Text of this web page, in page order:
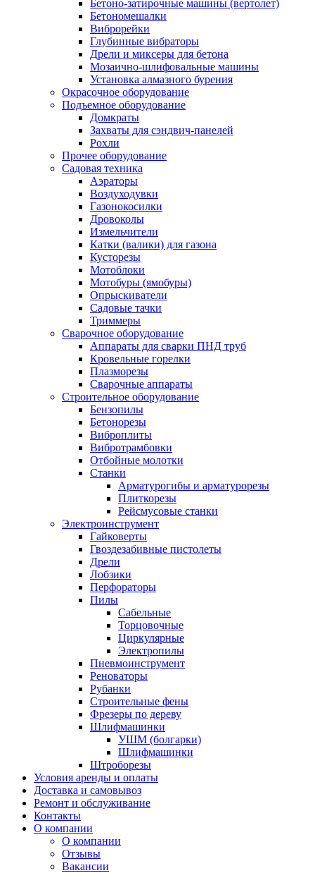
Бетоно-затирочные машины (вертолет)
Бетономешалки
Виброрейки
Глубинные вибраторы
Дрели и миксеры для бетона
Мозаично-шлифовальные машины
Установка алмазного бурения
Окрасочное оборудование
Подъемное оборудование
Домкраты
Захваты для сэндвич-панелей
Рохли
Прочее оборудование
Садовая техника
Аэраторы
Воздуходувки
Газонокосилки
Дровоколы
Измельчители
Катки (валики) для газона
Кусторезы
Мотоблоки
Мотобуры (ямобуры)
Опрыскиватели
Садовые тачки
Триммеры
Сварочное оборудование
Аппараты для сварки ПНД труб
Кровельные горелки
Плазморезы
Сварочные аппараты
Строительное оборудование
Бензопилы
Бетонорезы
Виброплиты
Вибротрамбовки
Отбойные молотки
Станки
Арматурогибы и арматурорезы
Плиткорезы
Рейсмусовые станки
Электроинструмент
Гайковерты
Гвоздезабивные пистолеты
Дрели
Лобзики
Перфораторы
Пилы
Сабельные
Торцовочные
Циркулярные
Электропилы
Пневмоинструмент
Реноваторы
Рубанки
Строительные фены
Фрезеры по дереву
Шлифмашинки
УШМ (болгарки)
Шлифмашинки
Штроборезы
Условия аренды и оплаты
Доставка и самовывоз
Ремонт и обслуживание
Контакты
О компании
О компании
Отзывы
Вакансии